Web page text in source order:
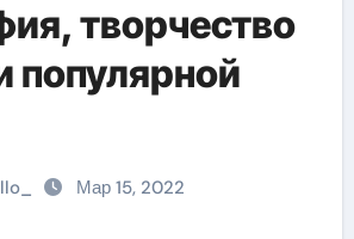
творчество
популярной
Мар 15, 2022